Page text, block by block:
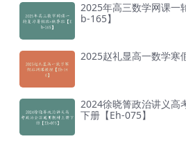
2025年高三数学网课一
b-165】
2025赵礼显高一数学寒
2024徐晓箐政治讲义高
下册【Eh-075】